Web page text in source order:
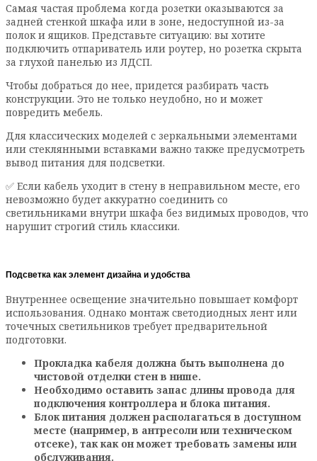
Самая частая проблема когда розетки оказываются за
задней стенкой шкафа или в зоне, недоступной из-за
полок и ящиков. Представьте ситуацию: вы хотите
подключить отпариватель или роутер, но розетка скрыта
за глухой панелью из ЛДСП.
Чтобы добраться до нее, придется разбирать часть
конструкции. Это не только неудобно, но и может
повредить мебель.
Для классических моделей с зеркальными элементами
или стеклянными вставками важно также предусмотреть
вывод питания для подсветки.
✅ Если кабель уходит в стену в неправильном месте, его
невозможно будет аккуратно соединить со
светильниками внутри шкафа без видимых проводов, что
нарушит строгий стиль классики.
Подсветка как элемент дизайна и удобства
Внутреннее освещение значительно повышает комфорт
использования. Однако монтаж светодиодных лент или
точечных светильников требует предварительной
подготовки.
Прокладка кабеля должна быть выполнена до
чистовой отделки стен в нише.
Необходимо оставить запас длины провода для
подключения контроллера и блока питания.
Блок питания должен располагаться в доступном
месте (например, в антресоли или техническом
отсеке), так как он может требовать замены или
обслуживания.